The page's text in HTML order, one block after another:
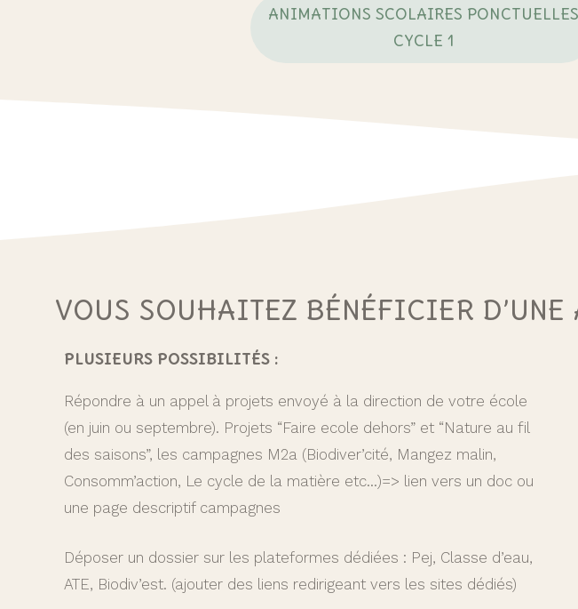
ANIMATIONS SCOLAIRES PONCTUELLES
CYCLE 1
VOUS SOUHAITEZ BÉNÉFICIER
PLUSIEURS POSSIBILITÉS :
Répondre à un appel à projets envoyé à la direction de votre école
(en juin ou septembre). Projets “Faire ecole dehors” et “Nature au fil
des saisons”, les campagnes M2a (Biodiver’cité, Mangez malin,
Consomm’action, Le cycle de la matière etc…)=> lien vers un doc ou
une page descriptif campagnes
Déposer un dossier sur les plateformes dédiées : Pej, Classe d’eau,
ATE, Biodiv’est. (ajouter des liens redirigeant vers les sites dédiés)